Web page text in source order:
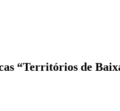
“Territórios de